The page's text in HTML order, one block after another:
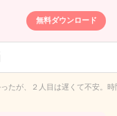
無料ダウンロード
たが、２人目は遅くて不安。